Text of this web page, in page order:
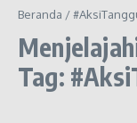
Beranda /
Tag: